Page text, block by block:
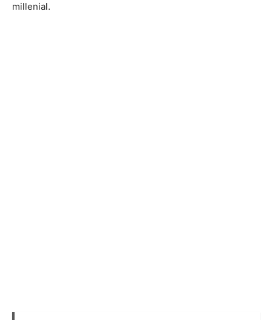
millenial.